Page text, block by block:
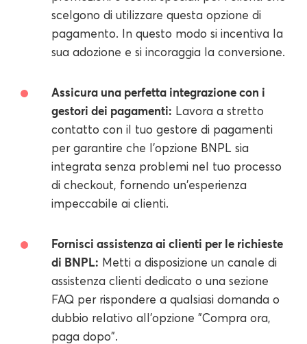
scelgono di utilizzare questa opzione di
pagamento. In questo modo si incentiva la
sua adozione e si incoraggia la conversione.
Assicura una perfetta integrazione con i
gestori dei pagamenti: Lavora a stretto
contatto con il tuo gestore di pagamenti
per garantire che l'opzione BNPL sia
integrata senza problemi nel tuo processo
di checkout, fornendo un'esperienza
impeccabile ai clienti.
Fornisci assistenza ai clienti per le richieste
di BNPL: Metti a disposizione un canale di
assistenza clienti dedicato o una sezione
FAQ per rispondere a qualsiasi domanda o
dubbio relativo all'opzione "Compra ora,
paga dopo".